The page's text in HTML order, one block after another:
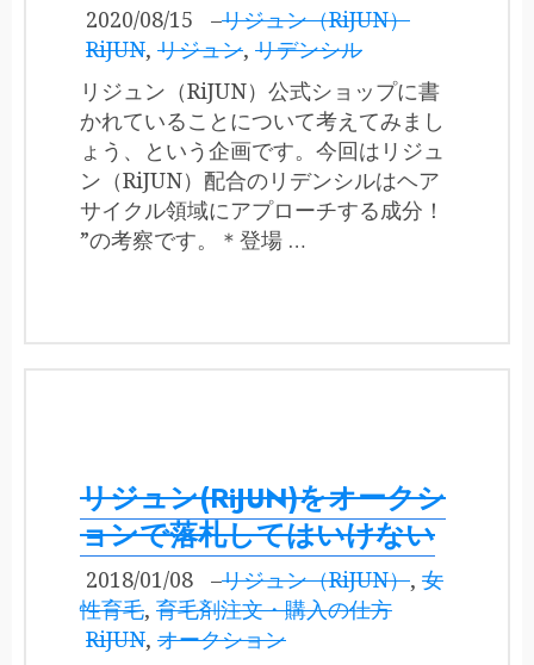
2020/08/15 –リジュン（RiJUN）
RiJUN, リジュン, リデンシル
リジュン（RiJUN）公式ショップに書
かれていることについて考えてみまし
ょう、という企画です。今回はリジュ
ン（RiJUN）配合のリデンシルはヘア
サイクル領域にアプローチする成分！
”の考察です。＊登場 …
リジュン(RiJUN)をオークシ
ョンで落札してはいけない
2018/01/08 –リジュン（RiJUN）, 女
性育毛, 育毛剤注文・購入の仕方
RiJUN, オークション